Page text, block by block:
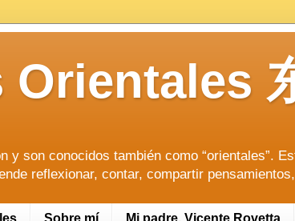
y son conocidos también como “orientales”.
reflexionar, contar, compartir
Sobre mí Mi padre, Vicente Rovetta